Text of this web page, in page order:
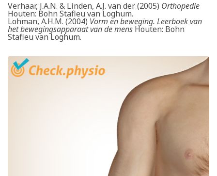
Verhaar, J.A.N. & Linden, A.J. van der (2005) Orthopedie
Houten: Bohn Stafleu van Loghum.
Lohman, A.H.M. (2004) Vorm en beweging. Leerboek van
het bewegingsapparaat van de mens Houten: Bohn
Stafleu van Loghum.